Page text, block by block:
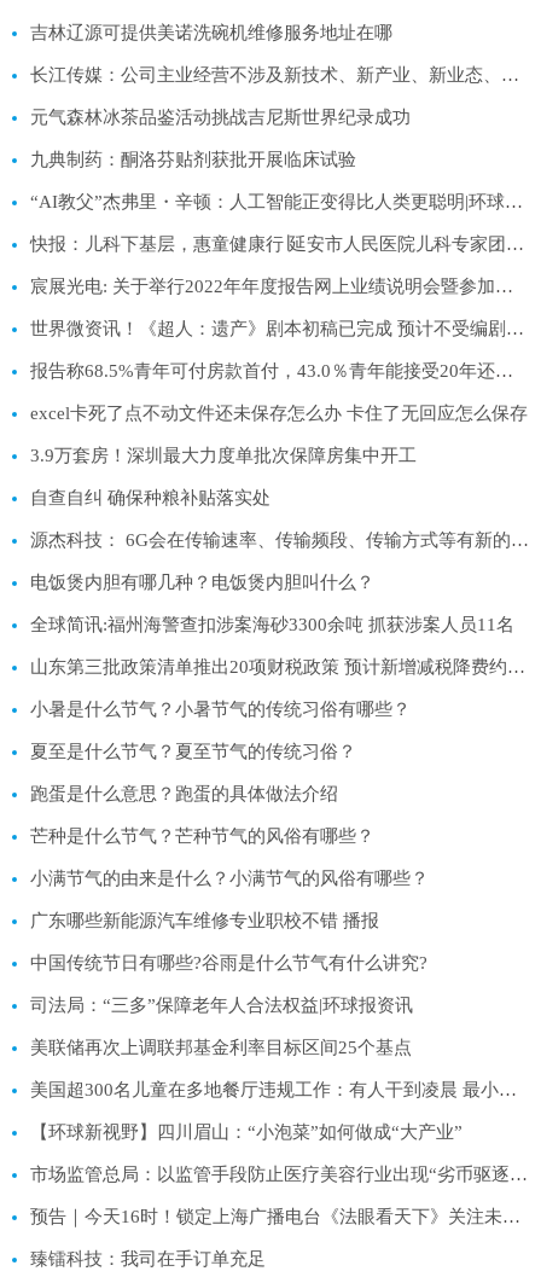
吉林辽源可提供美诺洗碗机维修服务地址在哪
长江传媒：公司主业经营不涉及新技术、新产业、新业态、新模式|环球快讯
元气森林冰茶品鉴活动挑战吉尼斯世界纪录成功
九典制药：酮洛芬贴剂获批开展临床试验
“AI教父”杰弗里・辛顿：人工智能正变得比人类更聪明|环球看点
快报：儿科下基层，惠童健康行∣延安市人民医院儿科专家团队基层巡讲第六站（宜川站）
宸展光电: 关于举行2022年年度报告网上业绩说明会暨参加厦门辖区上市公司2023年投资者网上集体接待日活动的公告
世界微资讯！《超人：遗产》剧本初稿已完成 预计不受编剧罢工影响
报告称68.5%青年可付房款首付，43.0％青年能接受20年还款年限，出于房产保值升值而购房的占比不足一成
excel卡死了点不动文件还未保存怎么办 卡住了无回应怎么保存
3.9万套房！深圳最大力度单批次保障房集中开工
自查自纠 确保种粮补贴落实处
源杰科技： 6G会在传输速率、传输频段、传输方式等有新的定义和创新，公司会关注相关技术发展情况-天天时讯
电饭煲内胆有哪几种？电饭煲内胆叫什么？
全球简讯:福州海警查扣涉案海砂3300余吨 抓获涉案人员11名
山东第三批政策清单推出20项财税政策 预计新增减税降费约350亿元_焦点
小暑是什么节气？小暑节气的传统习俗有哪些？
夏至是什么节气？夏至节气的传统习俗？
跑蛋是什么意思？跑蛋的具体做法介绍
芒种是什么节气？芒种节气的风俗有哪些？
小满节气的由来是什么？小满节气的风俗有哪些？
广东哪些新能源汽车维修专业职校不错 播报
中国传统节日有哪些?谷雨是什么节气有什么讲究?
司法局：“三多”保障老年人合法权益|环球报资讯
美联储再次上调联邦基金利率目标区间25个基点
美国超300名儿童在多地餐厅违规工作：有人干到凌晨 最小仅10岁
【环球新视野】四川眉山：“小泡菜”如何做成“大产业”
市场监管总局：以监管手段防止医疗美容行业出现“劣币驱逐良币”现象|世界要闻
预告｜今天16时！锁定上海广播电台《法眼看天下》关注未成年人网络保护_当前快报
臻镭科技：我司在手订单充足